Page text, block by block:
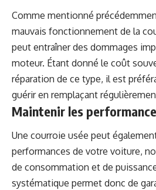
Comme mentionné
mauvais fonctionnement de la
peut entraîner des dommages
moteur. Étant donné le coût
réparation de ce type, il est
guérir en remplaçant
Maintenir les
Une courroie usée peut
performances de votre voiture,
de consommation et de
systématique permet donc de